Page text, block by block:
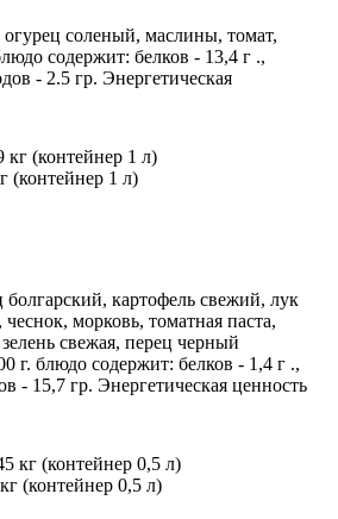
огурец соленый, маслины, томат,
содержит: белков - 13,4 г .,
- 2.5 гр. Энергетическая
(контейнер 1 л)
болгарский, картофель свежий, лук
морковь, томатная паста,
свежая, перец черный
г. блюдо содержит: белков - 1,4 г .,
- 15,7 гр. Энергетическая ценность
(контейнер 0,5 л)